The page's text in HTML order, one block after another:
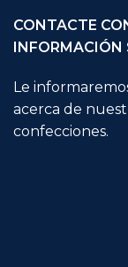
CONTACTE
INFORMACIÓN
Le
acerca de
confecciones.